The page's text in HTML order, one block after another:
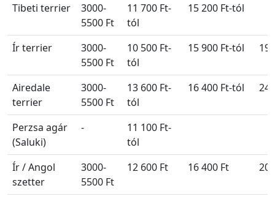
Tibeti terrier
3000-
5500 Ft
11 700 Ft-
tól
15 200 Ft-tól
Ír terrier
3000-
5500 Ft
10 500 Ft-
tól
15 900 Ft-tól 19
Airedale
terrier
3000-
5500 Ft
13 600 Ft-
tól
16 400 Ft-tól 24
Perzsa agár
(Saluki)
-
11 100 Ft-
tól
Ír / Angol
szetter
3000-
5500 Ft
12 600 Ft 16 400 Ft 20